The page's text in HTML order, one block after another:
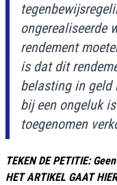
ongerealiseerde
rendement
is dat dit
belasting in geld
bij een ongeluk
toegenomen
TEKEN DE PETITIE:
HET ARTIKEL GAAT